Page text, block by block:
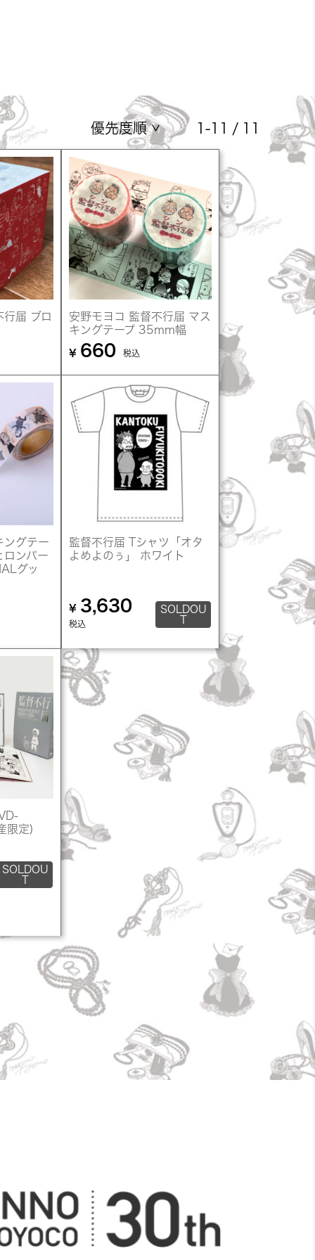
優先度順 11
1 -11
行届 ブロ
安野モヨコ 監督不行届 マス
キングテープ 35mm幅
¥ 660 税込
ングテー
ロンパー
グッ
監督不行届 Tシャツ「オタ
よめよのぅ」 ホワイト
¥ 3,630
税込
SOLDOU
T
限定)
SOLDOU
T